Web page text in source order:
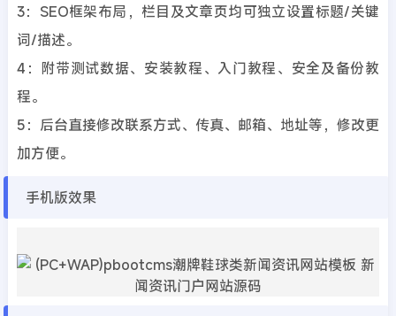
3：SEO框架布局，栏目及文章页均可独立设置标题/关键
词/描述。
4：附带测试数据、安装教程、入门教程、安全及备份教
程。
5：后台直接修改联系方式、传真、邮箱、地址等，修改更
加方便。
手机版效果